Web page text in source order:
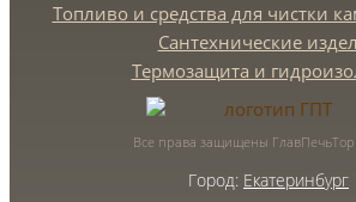
Топливо и средства для чистки
Сантехнические
Термозащита и
Все права защищены
Город: Екатеринбург